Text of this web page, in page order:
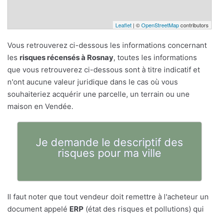
Leaflet | ©OpenStreetMapcontributors
Vous retrouverez ci-dessous les informations concernant
les risques récensés à Rosnay, toutes les informations
que vous retrouverez ci-dessous sont à titre indicatif et
n'ont aucune valeur juridique dans le cas où vous
souhaiteriez acquérir une parcelle, un terrain ou une
maison en Vendée.
Je demande le descriptif des
risques pour ma ville
Il faut noter que tout vendeur doit remettre à l'acheteur un
document appelé ERP (état des risques et pollutions) qui